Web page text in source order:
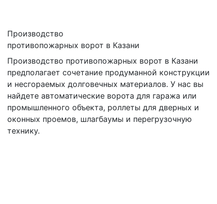
Производство
противопожарных ворот в Казани
Производство противопожарных ворот в Казани
предполагает сочетание продуманной конструкции
и несгораемых долговечных материалов. У нас вы
найдете автоматические ворота для гаража или
промышленного объекта, роллеты для дверных и
оконных проемов, шлагбаумы и перегрузочную
технику.